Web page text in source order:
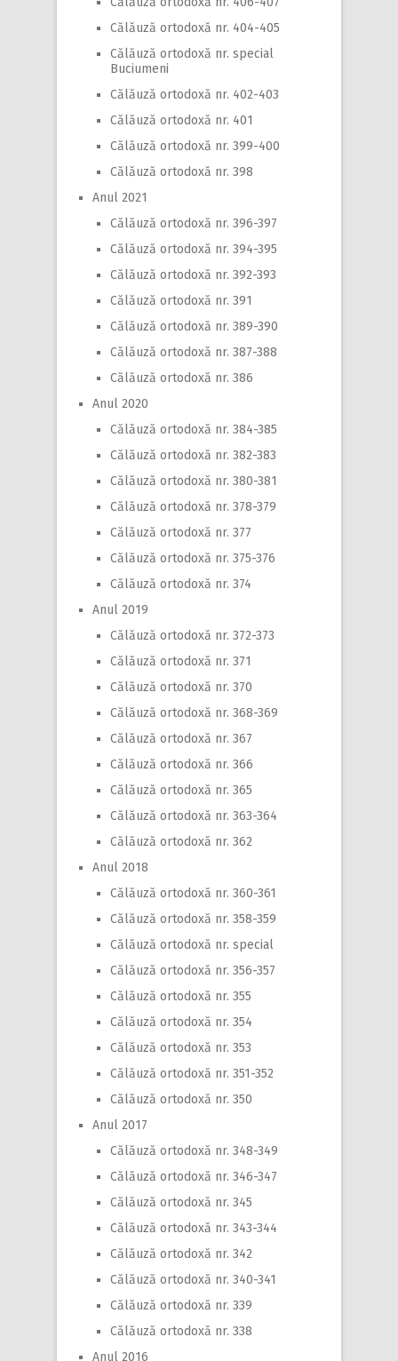
Călăuză ortodoxă nr. 404-405
Călăuză ortodoxă nr. special
Buciumeni
Călăuză ortodoxă nr. 402-403
Călăuză ortodoxă nr. 401
Călăuză ortodoxă nr. 399-400
Călăuză ortodoxă nr. 398
Anul 2021
Călăuză ortodoxă nr. 396-397
Călăuză ortodoxă nr. 394-395
Călăuză ortodoxă nr. 392-393
Călăuză ortodoxă nr. 391
Călăuză ortodoxă nr. 389-390
Călăuză ortodoxă nr. 387-388
Călăuză ortodoxă nr. 386
Anul 2020
Călăuză ortodoxă nr. 384-385
Călăuză ortodoxă nr. 382-383
Călăuză ortodoxă nr. 380-381
Călăuză ortodoxă nr. 378-379
Călăuză ortodoxă nr. 377
Călăuză ortodoxă nr. 375-376
Călăuză ortodoxă nr. 374
Anul 2019
Călăuză ortodoxă nr. 372-373
Călăuză ortodoxă nr. 371
Călăuză ortodoxă nr. 370
Călăuză ortodoxă nr. 368-369
Călăuză ortodoxă nr. 367
Călăuză ortodoxă nr. 366
Călăuză ortodoxă nr. 365
Călăuză ortodoxă nr. 363-364
Călăuză ortodoxă nr. 362
Anul 2018
Călăuză ortodoxă nr. 360-361
Călăuză ortodoxă nr. 358-359
Călăuză ortodoxă nr. special
Călăuză ortodoxă nr. 356-357
Călăuză ortodoxă nr. 355
Călăuză ortodoxă nr. 354
Călăuză ortodoxă nr. 353
Călăuză ortodoxă nr. 351-352
Călăuză ortodoxă nr. 350
Anul 2017
Călăuză ortodoxă nr. 348-349
Călăuză ortodoxă nr. 346-347
Călăuză ortodoxă nr. 345
Călăuză ortodoxă nr. 343-344
Călăuză ortodoxă nr. 342
Călăuză ortodoxă nr. 340-341
Călăuză ortodoxă nr. 339
Călăuză ortodoxă nr. 338
Anul 2016